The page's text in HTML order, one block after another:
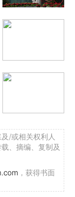
/或相关权利人
、摘编、复制及
，获得书面